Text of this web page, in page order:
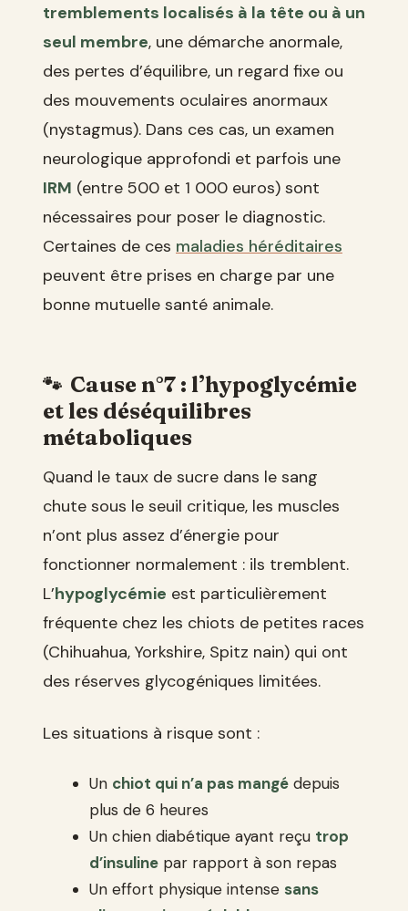
tremblements localisés à la tête ou à un
seul membre, une démarche anormale,
des pertes d’équilibre, un regard fixe ou
des mouvements oculaires anormaux
(nystagmus). Dans ces cas, un examen
neurologique approfondi et parfois une
IRM (entre 500 et 1 000 euros) sont
nécessaires pour poser le diagnostic.
Certaines de ces maladies héréditaires
peuvent être prises en charge par une
bonne mutuelle santé animale.
Cause n°7 : l’hypoglycémie
et les déséquilibres
métaboliques
Quand le taux de sucre dans le sang
chute sous le seuil critique, les muscles
n’ont plus assez d’énergie pour
fonctionner normalement : ils tremblent.
L’hypoglycémie est particulièrement
fréquente chez les chiots de petites races
(Chihuahua, Yorkshire, Spitz nain) qui ont
des réserves glycogéniques limitées.
Les situations à risque sont :
Un chiot qui n’a pas mangé depuis
plus de 6 heures
Un chien diabétique ayant reçu trop
d’insuline par rapport à son repas
Un effort physique intense sans